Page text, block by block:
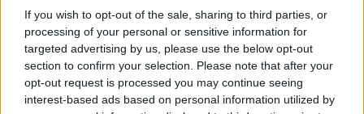
If you wish to opt-out of the sale, sharing to third parties, or
processing of your personal or sensitive information for
targeted advertising by us, please use the below opt-out
section to confirm your selection. Please note that after your
opt-out request is processed you may continue seeing
interest-based ads based on personal information utilized by